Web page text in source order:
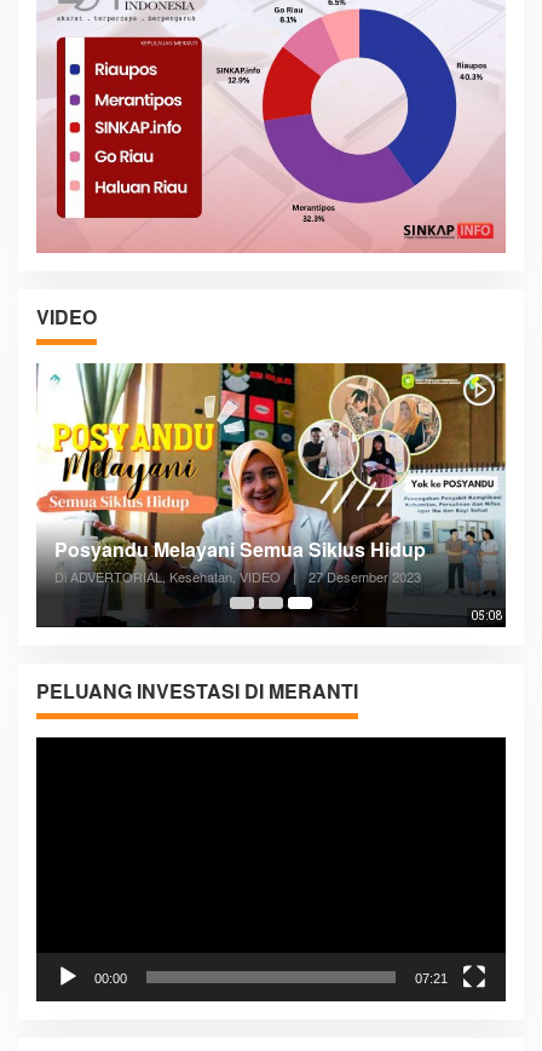
VIDEO
05:08
Posyandu Melayani Semua Siklus Hidup
Di ADVERTORIAL, Kesehatan, VIDEO | 27 Desember 2023
PELUANG INVESTASI DI MERANTI
00:00 07:21